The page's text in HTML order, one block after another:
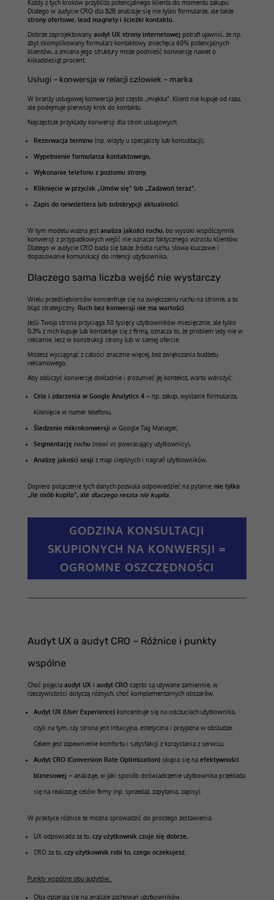
Każdy z tych kroków przybliża potencjalnego klienta do momentu zakupu.
Dlatego w audycie CRO dla B2B analizuje się nie tylko formularze, ale także
strony ofertowe, lead magnety i ścieżki kontaktu
Dobrze zaprojektowany audyt UX strony internetowej potrafi ujawnić, że np.
zbyt skomplikowany formularz kontaktowy zniechęca 60% potencjalnych
klientów, a zmiana jego struktury może podnieść konwersję nawet o
kilkadziesiąt procent.
Usługi – konwersja w relacji człowiek – marka
W branży usługowej konwersja jest często „miękka”. Klient nie kupuje od razu,
ale podejmuje pierwszy krok do kontaktu.
Najczęstsze przykłady konwersji dla stron usługowych:
Rezerwacja terminu (np. wizyty u specjalisty lub konsultacji),
Wypełnienie formularza kontaktowego,
Wykonanie telefonu z poziomu strony,
Kliknięcie w przycisk „Umów się” lub „Zadzwoń teraz”,
Zapis do newslettera lub subskrypcji aktualności.
W tym modelu ważna jestanaliza jakości ruchu, bo wysoki współczynnik
konwersji z przypadkowych wejść nie oznacza faktycznego wzrostu klientów.
Dlatego w audycie CRO bada się także źródła ruchu, słowa kluczowe i
dopasowanie komunikacji do intencji użytkownika.
Dlaczego sama liczba wejść nie wystarczy
Wielu przedsiębiorców koncentruje się na zwiększaniu ruchu na stronie, a to
błąd strategiczny. Ruch bez konwersji nie ma wartości
Jeśli Twoja strona przyciąga 50 tysięcy użytkowników miesięcznie, ale tylko
0,3% z nich kupuje lub kontaktuje się z firmą, oznacza to, że problem leży nie w
reklamie, lecz w konstrukcji strony lub w samej ofercie.
Możesz wyciągnąć z całości znacznie więcej, bez zwiększania budżetu
reklamowego.
Aby obliczyć konwersję dokładnie i zrozumieć jej kontekst, warto wdrożyć:
Cele i zdarzenia w Google Analytics 4– np. zakup, wysłanie formularza,
kliknięcie w numer telefonu,
Śledzenie mikrokonwersji w Google Tag Manager,
Segmentację ruchu (nowi vs powracający użytkownicy),
Analizę jakości sesji z map cieplnych i nagrań użytkowników.
Dopiero połączenie tych danych pozwala odpowiedzieć na pytanie: nie tylko
„ile osób kupiło”, ale dlaczego reszta nie kupiła.
GODZINA KONSULTACJI
SKUPIONYCH NA KONWERSJI =
OGROMNE OSZCZĘDNOŚCI
Audyt UX a audyt CRO – Różnice i punkty
wspólne
Choć pojęcia audyt UX i audyt CROczęsto są używane zamiennie, w
rzeczywistości dotyczą różnych, choć komplementarnych obszarów.
Audyt UX (User Experience)koncentruje się na odczuciach użytkownika,
czyli na tym, czy strona jest intuicyjna, estetyczna i przyjazna w obsłudze.
Celem jest zapewnienie komfortu i satysfakcji z korzystania z serwisu.
Audyt CRO (Conversion Rate Optimization)skupia się na efektywności
biznesowej – analizuje, w jaki sposób doświadczenie użytkownika przekłada
się na realizację celów firmy (np. sprzedaż, zapytania, zapisy).
W praktyce różnice te można sprowadzić do prostego zestawienia:
UX odpowiada za to, czy użytkownik czuje się dobrze,
CRO za to, czy użytkownik robi to, czego oczekujesz.
Punkty wspólne obu audytów:
Oba opierają się na analizie zachowań użytkowników.